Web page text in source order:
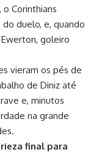
Corinthians
duelo, e, quando
goleiro
vieram os pés de
de Diniz até
e, minutos
na grande
final para